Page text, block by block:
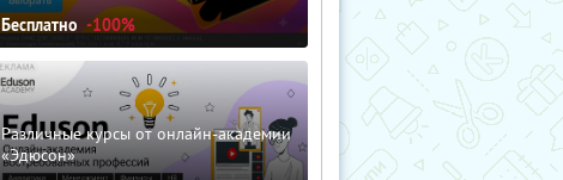
Бесплатно -100%
Различные курсы от онлайн-академии
«Эдюсон»